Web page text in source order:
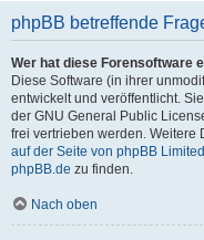
phpBB betreffende
Wer hat diese Forensoftware
Diese Software (in ihrer
entwickelt und veröffentlicht.
der GNU General Public
frei vertrieben werden. Weitere
auf der Seite von phpBB Limited
phpBB.de zu finden.
Nach oben